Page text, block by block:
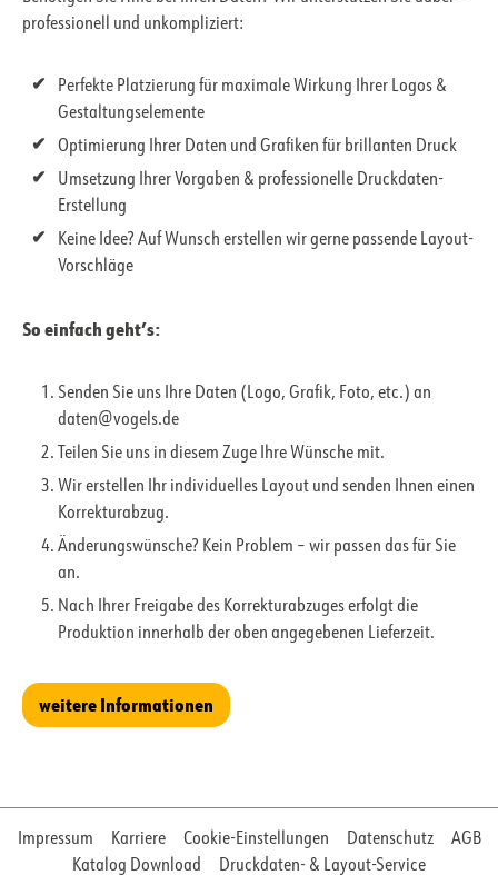
professionell und unkompliziert:
Perfekte Platzierung für maximale Wirkung Ihrer Logos &
Gestaltungselemente
Optimierung Ihrer Daten und Grafiken für brillanten Druck
Umsetzung Ihrer Vorgaben & professionelle Druckdaten-
Erstellung
Keine Idee? Auf Wunsch erstellen wir gerne passende Layout-
Vorschläge
So einfach geht’s:
Senden Sie uns Ihre Daten (Logo, Grafik, Foto, etc.) an
daten@vogels.de
Teilen Sie uns in diesem Zuge Ihre Wünsche mit.
Wir erstellen Ihr individuelles Layout und senden Ihnen einen
Korrekturabzug.
Änderungswünsche? Kein Problem – wir passen das für Sie
an.
Nach Ihrer Freigabe des Korrekturabzuges erfolgt die
Produktion innerhalb der oben angegebenen Lieferzeit.
weitere Informationen
Impressum Karriere Cookie-Einstellungen Datenschutz
AGB
Katalog Download
Druckdaten- & Layout-Service